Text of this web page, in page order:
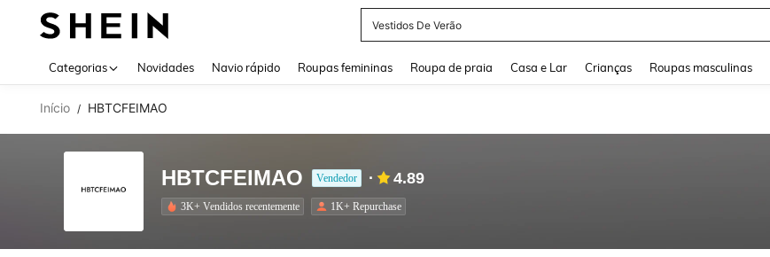
Tops
Categorias Novidades Navio rápido Roupas femininas Roupa de praia Casa e Lar Crianças Roupas masculinas
Início / HBTCFEIMAO
HBTCFEIMAO Vendedor 4.89
3K+ Vendidos recentemente 1K+ Repurchase